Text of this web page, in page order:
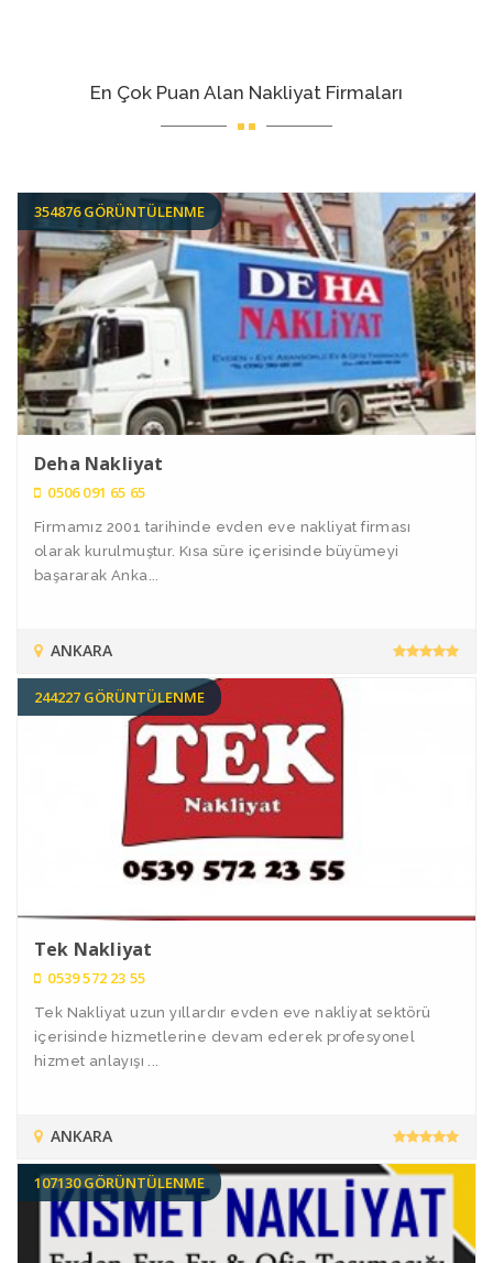
En Çok Puan Alan Nakliyat Firmaları
354876 GÖRÜNTÜLENME
Deha Nakliyat
0506 091 65 65
Firmamız 2001 tarihinde evden eve nakliyat firması
olarak kurulmuştur. Kısa süre içerisinde büyümeyi
başararak Anka...
ANKARA
244227 GÖRÜNTÜLENME
Tek Nakliyat
0539 572 23 55
Tek Nakliyat uzun yıllardır evden eve nakliyat sektörü
içerisinde hizmetlerine devam ederek profesyonel
hizmet anlayışı ...
ANKARA
107130 GÖRÜNTÜLENME